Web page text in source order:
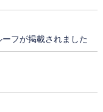
フが掲載されました